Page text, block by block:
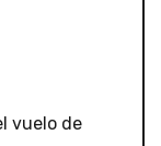
vuelo de